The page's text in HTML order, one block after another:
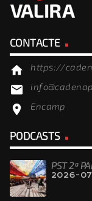
CONTACTE
home https://
email
location_on Encamp
PODCASTS
PST 2ª
2026-